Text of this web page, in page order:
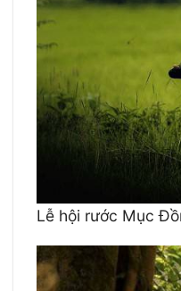
Lễ hội rước Mục